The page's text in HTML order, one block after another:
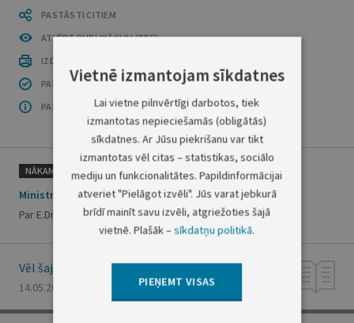
PASTĀSTI CITIEM
ATVĒRT PUBLIKĀCIJU (PDF)
IZDRUKĀT PUBLIKĀCIJU
PAR INFORMĀCIJAS DROŠĪBU
PAR ŠO GRUPU
NĀKAMAIS
Ministru prezidenta rīkojums Nr.171
Par E.Dreimanes komandējumu
Vēl šajā numurā
14.05.2013., Nr. 91
Vietnē izmantojam sīkdatnes
Lai vietne pilnvērtīgi darbotos, tiek
izmantotas nepieciešamās (obligātās)
sīkdatnes. Ar Jūsu piekrišanu var tikt
izmantotas vēl citas – statistikas, sociālo
mediju un funkcionalitātes. Papildinformācijai
atveriet "Pielāgot izvēli". Jūs varat jebkurā
brīdī mainīt savu izvēli, atgriežoties šajā
vietnē. Plašāk –sīkdatņu politikā.
PIEŅEMT VISAS